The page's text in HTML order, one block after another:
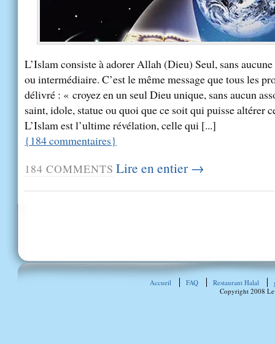
L’Islam consiste à adorer Allah (Dieu) Seul, sans
ou intermédiaire. C’est le même message que tous les
délivré : « croyez en un seul Dieu unique, sans aucun
saint, idole, statue ou quoi que ce soit qui puisse altérer
L’Islam est l’ultime révélation, celle qui [...]
{ 184commentaires}
184 COMMENTS Lire en entier →
Accueil FAQ Restaurant Halal
Copyright 2008